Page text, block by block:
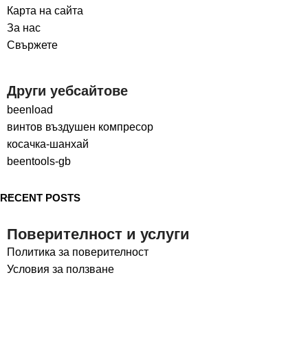
Карта на сайта
За нас
Свържете
Други уебсайтове
beenload
винтов въздушен компресор
косачка-шанхай
beentools-gb
RECENT POSTS
Поверителност и услуги
Политика за поверителност
Условия за ползване